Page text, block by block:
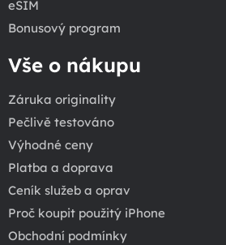
eSIM
Bonusový program
Vše o nákupu
Záruka originality
Pečlivě testováno
Výhodné ceny
Platba a doprava
Ceník služeb a oprav
Proč koupit použitý iPhone
Obchodní podmínky